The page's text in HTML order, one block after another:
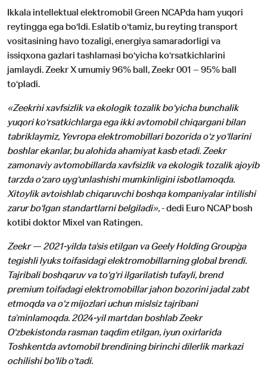
Ikkala intellektual elektromobil Green NCAPda ham yuqori
reytingga ega bo‘ldi. Eslatib o‘tamiz, bu reyting transport
vositasining havo tozaligi, energiya samaradorligi va
issiqxona gazlari tashlamasi bo‘yicha ko‘rsatkichlarini
jamlaydi. Zeekr X umumiy 96% ball, Zeekr 001 – 95% ball
to‘pladi.
«Zeekr`ni xavfsizlik va ekologik tozalik bo‘yicha bunchalik
yuqori ko‘rsatkichlarga ega ikki avtomobil chiqargani bilan
tabriklaymiz, Yevropa elektromobillari bozorida o‘z yo‘llarini
boshlar ekanlar, bu alohida ahamiyat kasb etadi. Zeekr
zamonaviy avtomobillarda xavfsizlik va ekologik tozalik ajoyib
tarzda o‘zaro uyg‘unlashishi mumkinligini isbotlamoqda.
Xitoylik avtoishlab chiqaruvchi boshqa kompaniyalar intilishi
zarur bo‘lgan standartlarni belgiladi»,- dedi Euro NCAP bosh
kotibi doktor Mixel van Ratingen.
Zeekr — 2021-yilda ta'sis etilgan va Geely Holding Group`ga
tegishli lyuks toifasidagi elektromobillarning global brendi.
Tajribali boshqaruv va to‘g‘ri ilgarilatish tufayli, brend
premium toifadagi elektromobillar jahon bozorini jadal zabt
etmoqda va o‘z mijozlari uchun mislsiz tajribani
ta'minlamoqda. 2024-yil martdan boshlab Zeekr
O‘zbekistonda rasman taqdim etilgan, iyun oxirlarida
Toshkentda avtomobil brendining birinchi dilerlik markazi
ochilishi bo‘lib o‘tadi.